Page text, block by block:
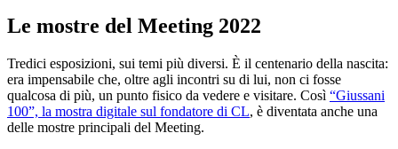
Le mostre del Meeting 2022
Tredici esposizioni, sui temi più diversi. È il centenario della nascita:
era impensabile che, oltre agli incontri su di lui, non ci fosse
qualcosa di più, un punto fisico da vedere e visitare. Così “Giussani
100”, la mostra digitale sul fondatore di CL, è diventata anche una
delle mostre principali del Meeting.